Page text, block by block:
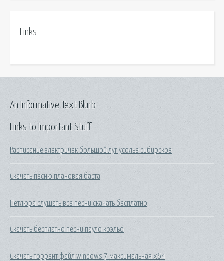
Links
Links to Important Stuff
Расписание электричек большой луг усолье сибирское
Скачать песню плановая баста
Петлюра слушать все песни скачать бесплатно
Скачать бесплатно песни пауло коэльо
Скачать торрент файл windows 7 максимальная x64
An Informative Text Blurb